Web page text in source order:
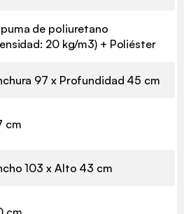
de poliuretano
20 kg/m3) + Poliéster
97 x Profundidad 45 cm
cm
103 x Alto 43 cm